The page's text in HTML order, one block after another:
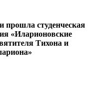
прошла студенческая
«Иларионовские
Тихона и